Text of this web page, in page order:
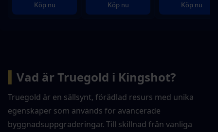
Köp nu Köp nu Köp nu
Vad är Truegold i Kingshot?
Truegold är en sällsynt, förädlad resurs med unika
egenskaper som används för avancerade
byggnadsuppgraderingar. Till skillnad från vanliga